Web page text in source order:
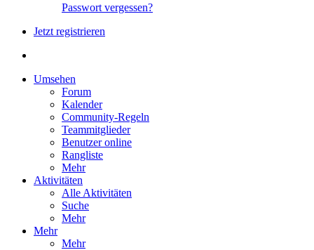
Passwort vergessen?
Jetzt registrieren
Umsehen
Forum
Kalender
Community-Regeln
Teammitglieder
Benutzer online
Rangliste
Mehr
Aktivitäten
Alle Aktivitäten
Suche
Mehr
Mehr
Mehr